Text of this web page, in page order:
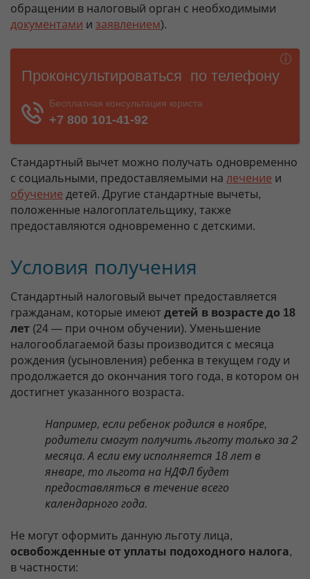
обращении в налоговый орган с необходимыми
документами и заявлением).
Стандартный вычет можно получать одновременно
с социальными, предоставляемыми на лечение и
обучение детей. Другие стандартные вычеты,
положенные налогоплательщику, также
предоставляются одновременно с детскими.
Условия получения
Стандартный налоговый вычет предоставляется
гражданам, которые имеют детей в возрасте до 18
лет (24 — при очном обучении). Уменьшение
налогооблагаемой базы производится с месяца
рождения (усыновления) ребенка в текущем году и
продолжается до окончания того года, в котором он
достигнет указанного возраста.
Например, если ребенок родился в ноябре,
родители смогут получить льготу только за 2
месяца. А если ему исполняется 18 лет в
январе, то льгота на НДФЛ будет
предоставляться в течение всего
календарного года.
Не могут оформить данную льготу лица,
освобожденные от уплаты подоходного налога,
в частности: